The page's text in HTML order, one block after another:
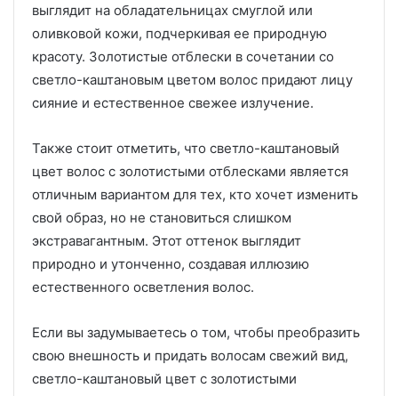
выглядит на обладательницах смуглой или
оливковой кожи, подчеркивая ее природную
красоту. Золотистые отблески в сочетании со
светло-каштановым цветом волос придают лицу
сияние и естественное свежее излучение.
Также стоит отметить, что светло-каштановый
цвет волос с золотистыми отблесками является
отличным вариантом для тех, кто хочет изменить
свой образ, но не становиться слишком
экстравагантным. Этот оттенок выглядит
природно и утонченно, создавая иллюзию
естественного осветления волос.
Если вы задумываетесь о том, чтобы преобразить
свою внешность и придать волосам свежий вид,
светло-каштановый цвет с золотистыми